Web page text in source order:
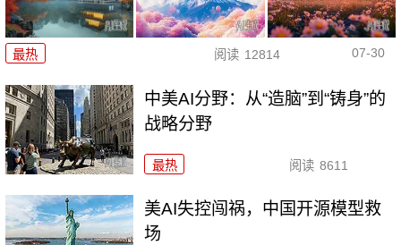
最热 阅读 12814 07-30
中美AI分野：从“造脑”到“铸身”的
战略分野
最热 阅读 8611
美AI失控闯祸，中国开源模型救
场